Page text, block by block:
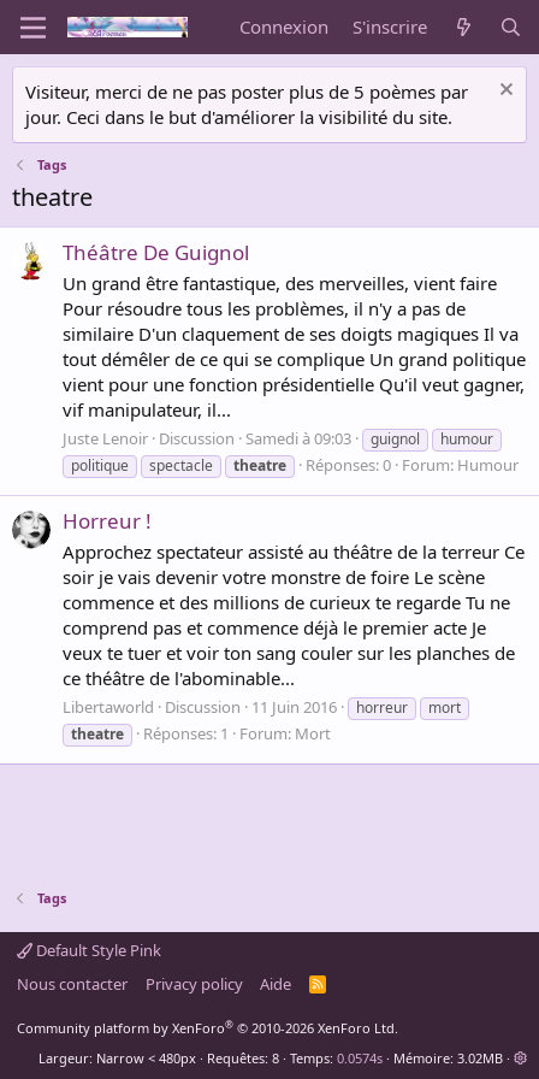
Connexion S'inscrire
Visiteur, merci de ne pas poster plus de 5 poèmes par
jour. Ceci dans le but d'améliorer la visibilité du site.
Tags
theatre
Théâtre De Guignol
Un grand être fantastique, des merveilles, vient faire
Pour résoudre tous les problèmes, il n'y a pas de
similaire D'un claquement de ses doigts magiques Il va
tout démêler de ce qui se complique Un grand politique
vient pour une fonction présidentielle Qu'il veut gagner,
vif manipulateur, il...
Juste Lenoir Discussion Samedi à 09:03 guignol
humour
politique
spectacle theatre Réponses: 0 Forum: Humour
Horreur !
Approchez spectateur assisté au théâtre de la terreur Ce
soir je vais devenir votre monstre de foire Le scène
commence et des millions de curieux te regarde Tu ne
comprend pas et commence déjà le premier acte Je
veux te tuer et voir ton sang couler sur les planches de
ce théâtre de l'abominable...
Libertaworld Discussion 11 Juin 2016 horreur
mort
theatre
Réponses: 1 Forum: Mort
Tags
Default Style Pink
Nous contacter
Privacy policy Aide
R
Community platform by XenForo® © 2010-2026 XenForo Ltd.
Largeur
Requêtes 8 Temps 0.0574s Mémoire 3.02MB